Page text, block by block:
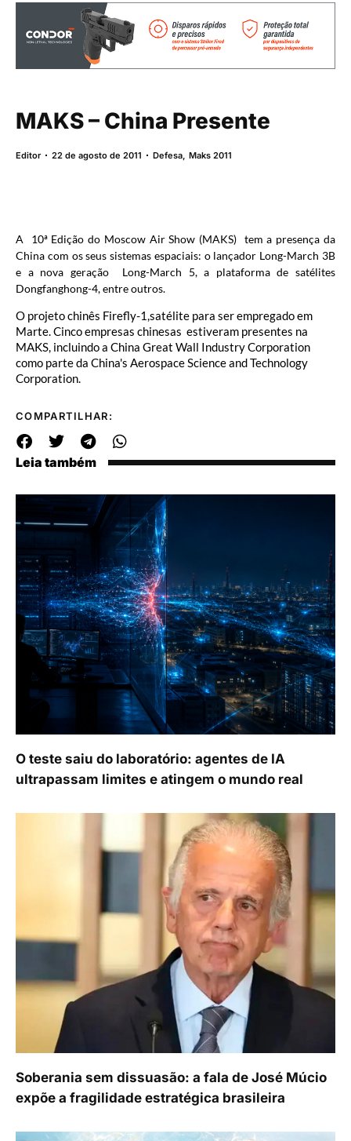
MAKS – China Presente
Editor 22 de agosto de 2011 Defesa,Maks 2011
A 10ª Edição do Moscow Air Show (MAKS) tem a presença da
China com os seus sistemas espaciais: o lançador Long-March 3B
e a nova geração Long-March 5, a plataforma de satélites
Dongfanghong-4, entre outros.
O projeto chinês Firefly-1,satélite para ser empregado em
Marte. Cinco empresas chinesas estiveram presentes na
MAKS, incluindo a China Great Wall Industry Corporation
como parte da China's Aerospace Science and Technology
Corporation.
COMPARTILHAR:
Leia também
O teste saiu do laboratório: agentes de IA
ultrapassam limites e atingem o mundo real
Soberania sem dissuasão: a fala de José Múcio
expõe a fragilidade estratégica brasileira